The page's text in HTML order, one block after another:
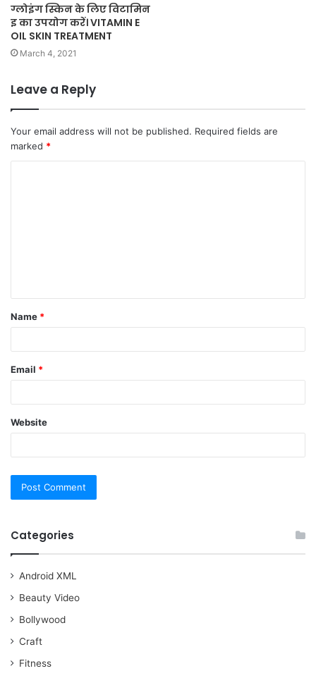
ग्लोइंग स्किन के लिए विटामिन
इ का उपयोग करें। VITAMIN E
OIL SKIN TREATMENT
March 4, 2021
Leave a Reply
Your email address will not be published. Required fields are
marked *
t
*
Name *
Email *
Website
Categories
Android XML
Beauty Video
Bollywood
Craft
Fitness